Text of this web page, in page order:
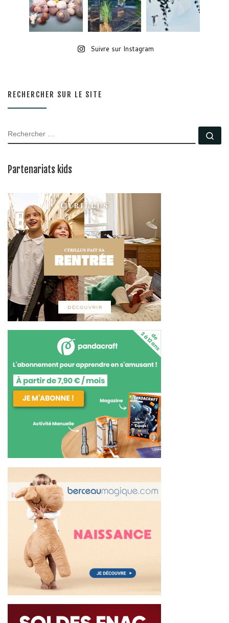
Suivre sur Instagram
RECHERCHER SUR LE SITE
RECHERCHER
Partenariats kids